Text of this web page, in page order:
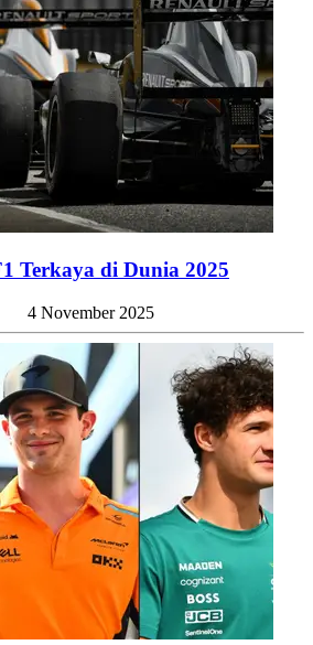
Terkaya di Dunia 2025
4 November 2025